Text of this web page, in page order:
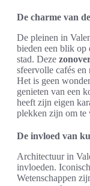
De charme van
De pleinen in
bieden een blik op
stad. Deze
sfeervolle cafés en
Het is geen
genieten van een
heeft zijn eigen
plekken zijn om te
De invloed van
Architectuur in
invloeden.
Wetenschappen